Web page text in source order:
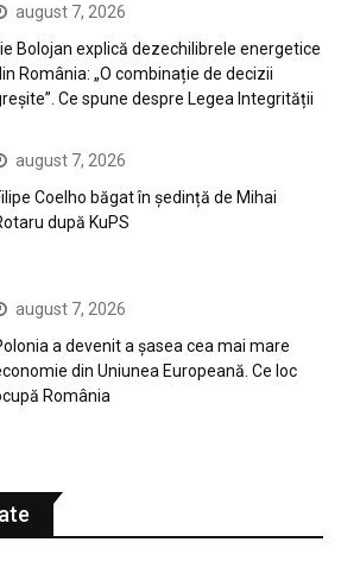
august 7, 2026
Ilie Bolojan explică dezechilibrele energetice
România: „O combinație de decizii
Ce spune despre Legea Integrității
august 7, 2026
Coelho băgat în ședință de Mihai
după KuPS
august 7, 2026
a devenit a șasea cea mai mare
din Uniunea Europeană. Ce loc
România